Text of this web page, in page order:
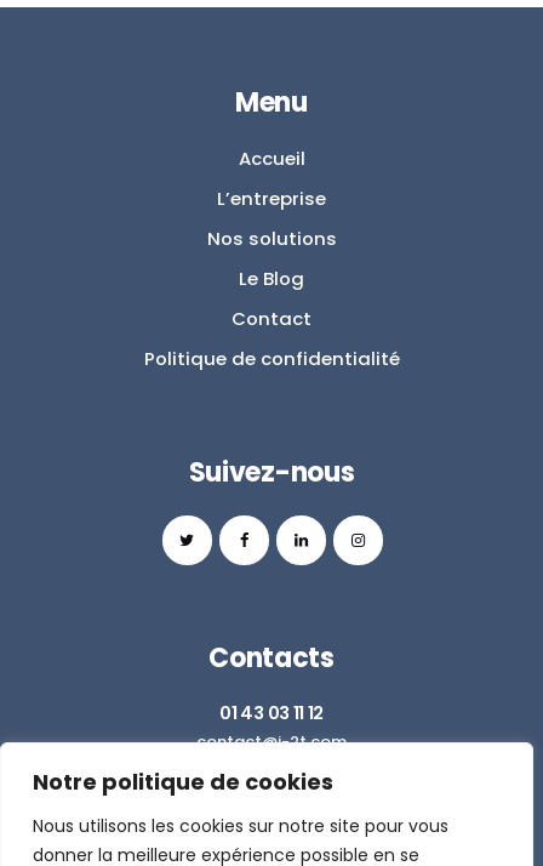
Notre politique de cookies
Nous utilisons les cookies sur notre site pour vous
donner la meilleure expérience possible en se
Menu
Accueil
L’entreprise
Nos solutions
Le Blog
Contact
Politique de confidentialité
Suivez-nous
Contacts
01 43 03 11 12
contact@i-2t.com
Z.I. RICHARDETS SUD - 36 RUE DU BALLON
93160 NOISY LE GRAND